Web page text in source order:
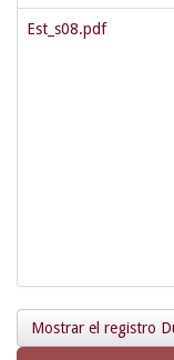
Est_s08.pdf
Mostrar el registro